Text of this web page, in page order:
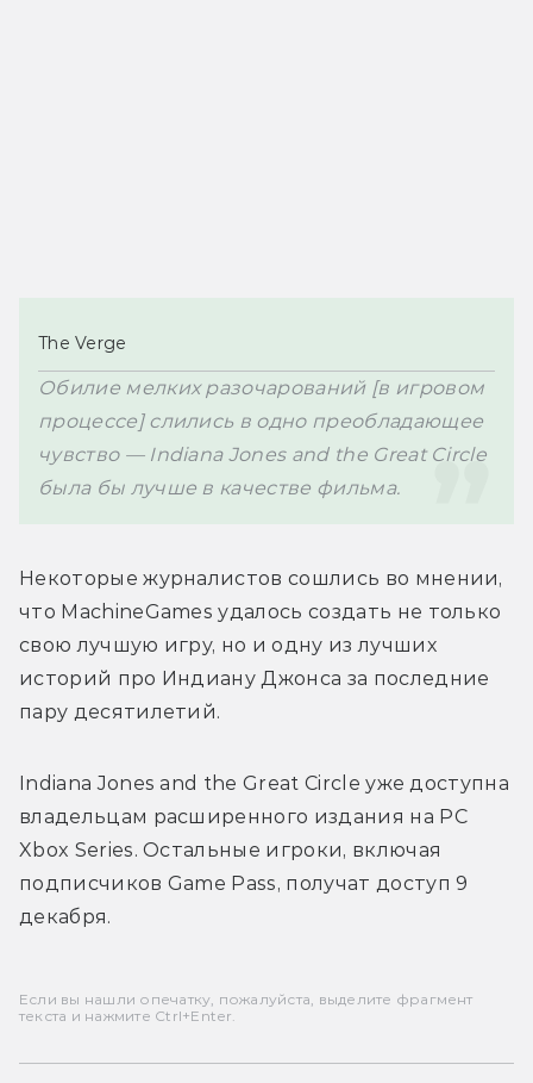
The Verge
Обилие мелких разочарований [в игровом
процессе] слились в одно преобладающее
чувство — Indiana Jones and the Great Circle
была бы лучше в качестве фильма.
Некоторые журналистов сошлись во мнении,
что MachineGames удалось создать не только
свою лучшую игру, но и одну из лучших
историй про Индиану Джонса за последние
пару десятилетий.
Indiana Jones and the Great Circle уже доступна
владельцам расширенного издания на PC
Xbox Series. Остальные игроки, включая
подписчиков Game Pass, получат доступ 9
декабря.
Если вы нашли опечатку, пожалуйста, выделите фрагмент
текста и нажмите Ctrl+Enter.